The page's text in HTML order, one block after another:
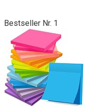
Bestseller Nr. 1